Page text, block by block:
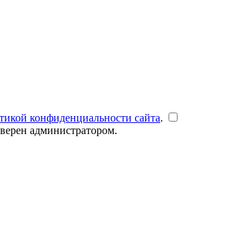
конфиденциальности сайта.
администратором.